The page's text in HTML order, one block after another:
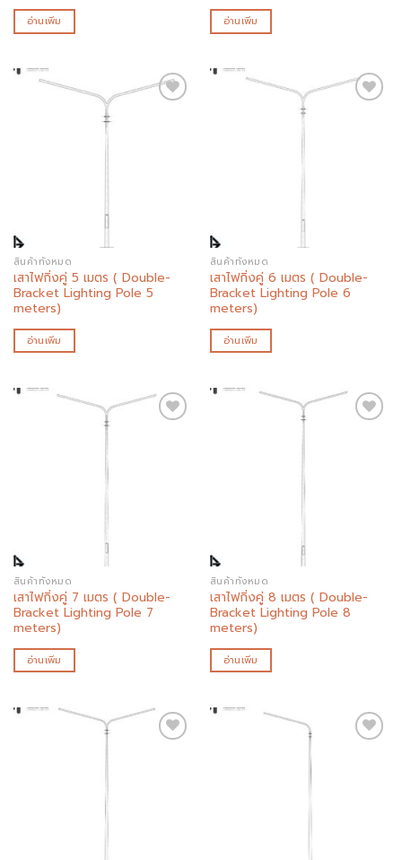
อ่านเพิ่ม อ่านเพิ่ม
สินค้าทั้งหมด
เสาไฟกิ่งคู่ 5 เมตร ( Double-
Bracket Lighting Pole 5
meters)
อ่านเพิ่ม
สินค้าทั้งหมด
เสาไฟกิ่งคู่ 6 เมตร ( Double-
Bracket Lighting Pole 6
meters)
อ่านเพิ่ม
สินค้าทั้งหมด
เสาไฟกิ่งคู่ 7 เมตร ( Double-
Bracket Lighting Pole 7
meters)
อ่านเพิ่ม
สินค้าทั้งหมด
เสาไฟกิ่งคู่ 8 เมตร ( Double-
Bracket Lighting Pole 8
meters)
อ่านเพิ่ม